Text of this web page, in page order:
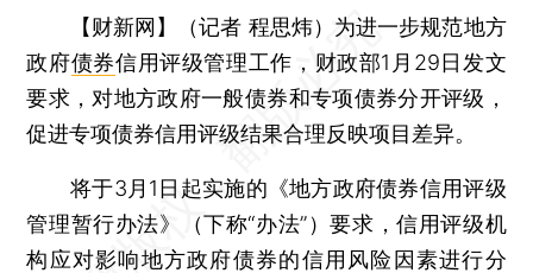
【财新网】（记者 程思炜） 为进一步规范地方
政府债券信用评级管理工作，财政部1月29日发文
要求，对地方政府一般债券和专项债券分开评级，
促进专项债券信用评级结果合理反映项目差异。
将于3月1日起实施的《地方政府债券信用评级
管理暂行办法》（下称“办法”）要求，信用评级机
构应对影响地方政府债券的信用风险因素进行分